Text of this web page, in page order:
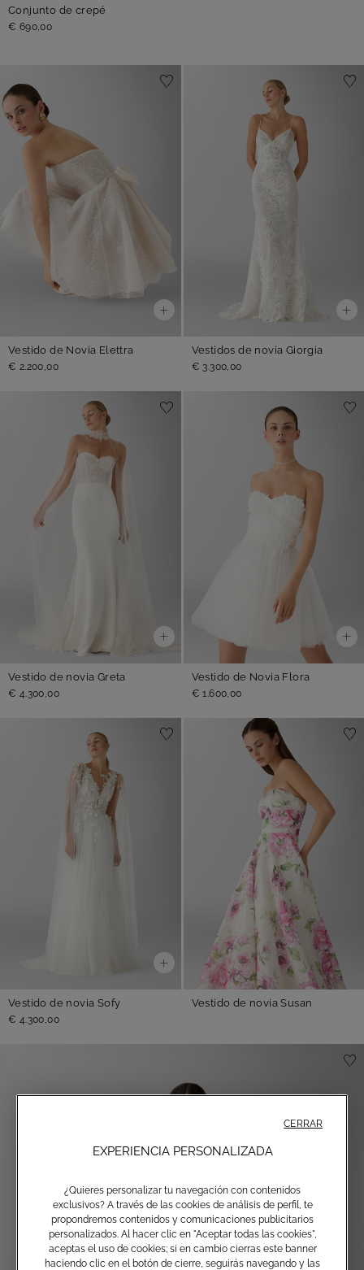
Conjunto de crepé
€ 690,00
Vestido de Novia Elettra
€ 2.200,00
Vestidos de novia Giorgia
€ 3.300,00
Vestido de novia Greta
€ 4.300,00
Vestido de Novia Flora
€ 1.600,00
Vestido de novia Sofy
€ 4.300,00
Vestido de novia Susan
EXPERIENCIA PERSONALIZADA
¿Quieres personalizar tu navegación con contenidos
exclusivos? A través de las cookies de análisis de perfil, te
propondremos contenidos y comunicaciones publicitarios
personalizados. Al hacer clic en "Aceptar todas las cookies",
aceptas el uso de cookies; si en cambio cierras este banner
haciendo clic en el botón de cierre, seguirás navegando y las
CERRAR